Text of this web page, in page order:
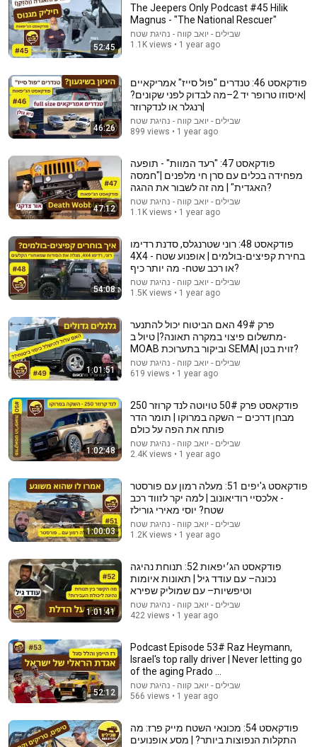
SUZUKI ISRAEL 30K views
Watch his reaction when he’s told he’s a GOOD BOY
Rocky Kanaka • 10M views
1:25:07
The full-length interview with Elon Musk | The
Economist
1:46:32
"የኔ ጥፋት አንድና አንድ ነው..." አብነት ገብረ መስቀል ከደረጀ ኃይሌ
ጋር በአሜሪካ|Benegerachen Lay - በነገራችንላይ|#artstv
Arts Tv World
52:45
The Jeepers Only Podcast #45 Hilik
Magnus - "The National Rescuer"
שבילים - יואב קווה - נהיגת שטח
1.1K views • 1 year ago
46:26
פודקאסט 46: טנדרים "פול סייז" אמריקאיים
|איסוזו טרופר יד 2–מה לבדוק לפני שקונים?
|רנגלר או לנדקרוזר
שבילים - יואב קווה - נהיגת שטח
899 views • 1 year ago
47:12
פודקאסט 47: "רעד המוות" - תופעה
מפחידה בכלים עם סרן חי מלפנים |"חמסה
האגדית" | מה זה לשבור את ההגה?
שבילים - יואב קווה - נהיגת שטח
1.1K views • 1 year ago
54:08
פודקאסט 48: רוני שטרנגלס, סדנת רדימו
4X4 - בחירת קפיצים-בולמים | אופנוע שטח
או רכב שטח- מה יותר כיף?
שבילים - יואב קווה - נהיגת שטח
1.5K views • 1 year ago
1:01:51
פרק 49# האם הביטוח יכול להתנער
מתשלום פיצוי במקרה תאונה?| טיול ב-
MOAB וביקור בתערוכת SEMA| זוית בטן?
שבילים - יואב קווה - נהיגת שטח
619 views • 1 year ago
1:02:48
פודקאסט פרק 50# טויוטה לנד קרוזר 250
מבחן דרכים – השקה במרוקו | תומר הדר
פותח את הפה על כולם
שבילים - יואב קווה - נהיגת שטח
2.4K views • 1 year ago
1:00:03
פודקאסט ג'יפים 51: מעלה רמון עם פורסטר
- אלכסיי רודיאונוב | למה יקר לזווד רכב
שטח? יוסי מאירי גורילז
שבילים - יואב קווה - נהיגת שטח
1.2K views • 1 year ago
1:01:41
פודקאסט הג׳יפאות 52: תנוחת נהיגה
נכונה– עם עודד גיל | תאונות איומות
וטיפשיות– עם שמוליק שפירא
שבילים - יואב קווה - נהיגת שטח
422 views • 1 year ago
52:12
Podcast Episode 53# Raz Heymann,
Israel's top rally driver | Never letting go
of the aging Prado ...
שבילים - יואב קווה - נהיגת שטח
566 views • 1 year ago
פודקאסט 54: מכונאי השטח מייק פרז: מה
התקלות הנפוצות ביותר? | מסע אופנועים